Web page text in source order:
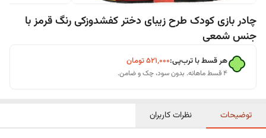
چادر بازی کودک طرح زیبای دختر کفشدوزکی رنگ قرمز با
جنس شمعی
هر قسط با ترب‌پی:۵۲۱٬۰۰۰تومان
۴ قسط ماهانه. بدون سود، چک و ضامن.
توضیحات نظرات کاربران